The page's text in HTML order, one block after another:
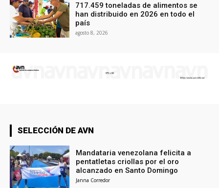
717.459 toneladas de alimentos se
han distribuido en 2026 en todo el
país
agosto 8, 2026
SELECCIÓN DE AVN
Mandataria venezolana felicita a
pentatletas criollas por el oro
alcanzado en Santo Domingo
Janna Corredor